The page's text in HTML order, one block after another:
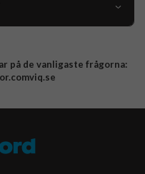
på de vanligaste frågorna: